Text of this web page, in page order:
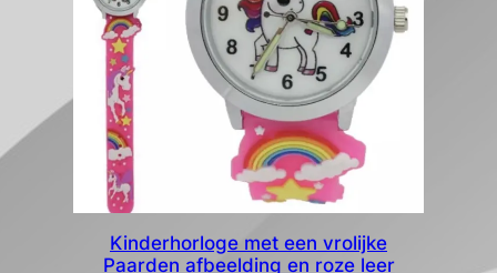
Kinderhorloge met een vrolijke
Paarden afbeelding en roze leer